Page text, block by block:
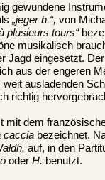
gewundene
„jeger h.“, von
plusieurs tours“
musikalisch
Jagd eingesetzt.
aus der engeren
ausladenden
richtig
mit dem
caccia bezeichnet.
auf, in den
oder H. benutzt.